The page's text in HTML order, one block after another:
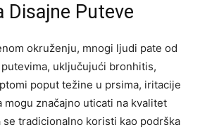
Disajne Puteve
okruženju, mnogi ljudi pate od
uključujući bronhitis,
poput težine u prsima, iritacije
mogu značajno uticati na kvalitet
se tradicionalno koristi kao podrška